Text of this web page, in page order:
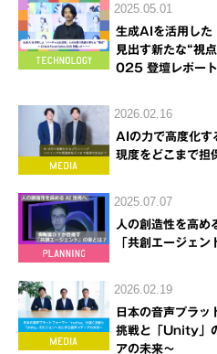
2025.05.01
生成AIを活用した
見出す新たな“
025 登壇レポー
2026.02.16
AIの力で高度化
現度をどこまで担
2025.07.07
人の創造性を高め
「共創エージェン
2026.02.19
日本の音声プラ
挑戦と「Unity」
アの未来～